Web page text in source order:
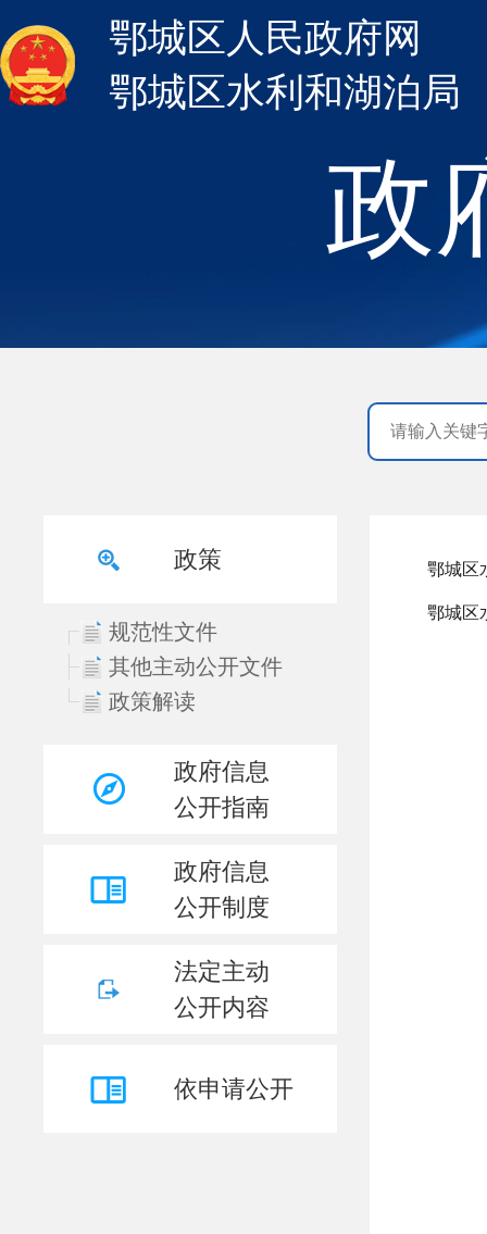
政
鄂城区人民政府网
鄂城区水利和湖泊局
政策
规范性文件
其他主动公开文件
政策解读
政府信息
公开指南
政府信息
公开制度
法定主动
公开内容
依申请公开